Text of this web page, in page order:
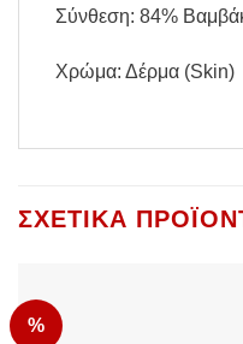
Σύνθεση: 84%
Χρώμα: Δέρμα (Skin)
ΣΧΕΤΙΚΆ
%